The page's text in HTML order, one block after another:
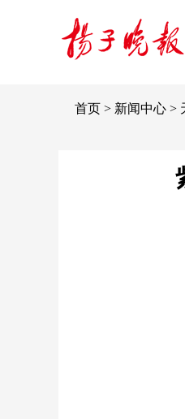
首页 > 新闻中心 >